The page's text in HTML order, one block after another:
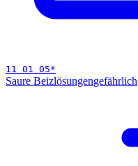
11 01 05*
Saure Beizlösungengefährlich